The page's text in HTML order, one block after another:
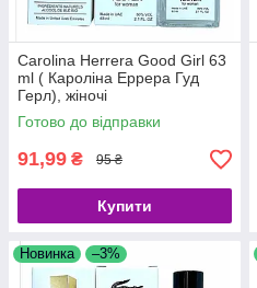
Carolina Herrera Good Girl 63
ml ( Кароліна Еррера Гуд
Герл), жіночі
Готово до відправки
91,99 ₴ 95 ₴
Купити
Новинка –3%